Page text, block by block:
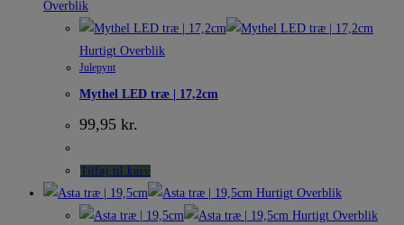
Overblik
Hurtigt Overblik
Julepynt
Mythel LED træ | 17,2cm
99,95 kr.
Tilføj til kurv
Hurtigt Overblik
Hurtigt Overblik